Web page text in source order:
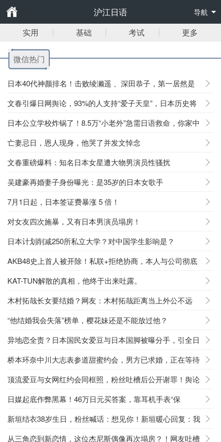
沪江日语 导航
实用 基础 考试 更多
微信热门
日本40代神颜排名！击败绫濑遥 、深田恭子，第一居然是
她？
文春引爆日网舆论，93%的人支持“爱子天皇”，日本历史将
改写？
日本公立学校炸锅了！8.5万“小老外”急需日语救命，你家中
招了吗
亡妻忌日，恩人现身，他哭了并发文悼念
文春重磅爆料：知名日本女星遭大物男演员性骚扰
吴建豪再婚妻子身份曝光：是35岁的日本女歌手
7月1日起，日本签证费暴涨 5 倍！
对女友四次施暴，又有日本男演员塌房！
日本计划削减250所私立大学？对中国学生影响是？
AKB48史上首人被开除！私联+拒绝协商，本人与公司彻底
开撕！
KAT-TUN解散的真相，他终于出来吐露。
木村拓哉长女要结婚？网友：木村拓哉距离当上外公不远
了……
“他结婚我会失落”榜单，樱花妹还是不能放过他？
异地恋全责？日本国民女爱豆与日本国脚被曝分手，引全日
本震惊
桥本环奈中川大志表参道甜蜜约会，男方已求婚，正在等待
结婚时机？
顶流爱豆与女网红约会同框照，粉丝吐槽后公开谢罪！舆论
波及无辜队友
日媒起底作弊黑幕！46万日元买答案，靠耳机手表“保
过”N1？
新垣结衣38岁生日，粉丝喊话：想见你！新垣暖心回复：我
过得很好！
从三角恋到新恋情，这位杰尼斯偶像再次塌房？！网友吐槽